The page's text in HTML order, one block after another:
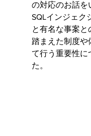
の対応のお話を
SQLインジェク
と有名な事案
踏まえた制度や
て行う重要性に
た。